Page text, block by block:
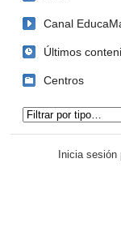
Canal
Últimos
Centros
Inicia